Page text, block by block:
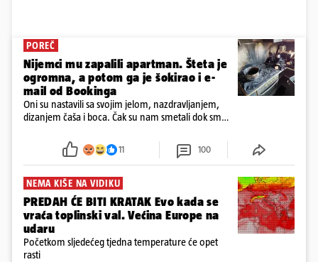
POREČ
Nijemci mu zapalili apartman. Šteta je
ogromna, a potom ga je šokirao i e-
mail od Bookinga
Oni su nastavili sa svojim jelom, nazdravljanjem,
dizanjem čaša i boca. Čak su nam smetali dok smo
požar, rekao je vlasnik
11 100
NEMA KIŠE NA VIDIKU
PREDAH ĆE BITI KRATAK Evo kada se
vraća toplinski val. Većina Europe na
udaru
Početkom sljedećeg tjedna temperature će opet
rasti